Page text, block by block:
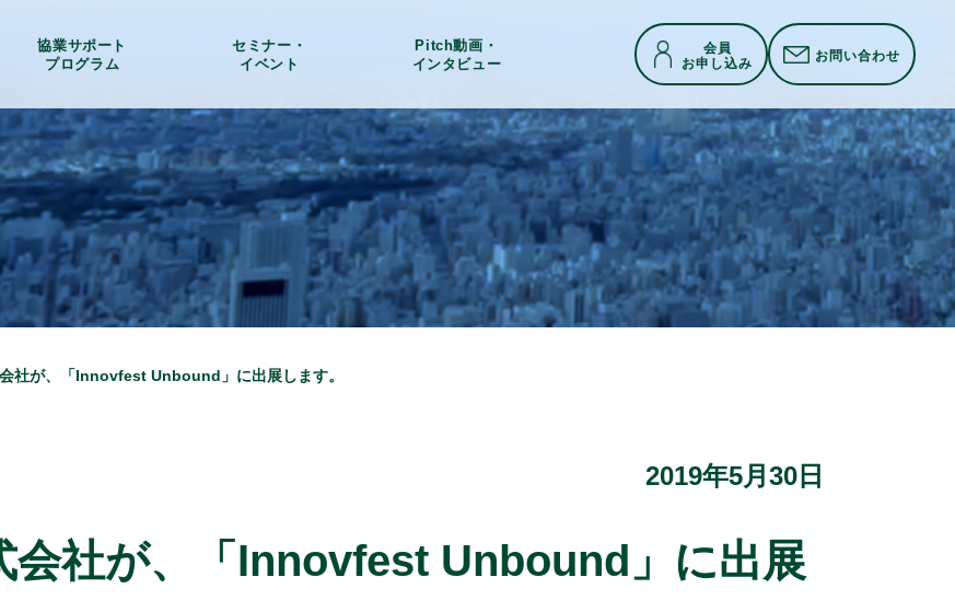
協業サポート
プログラム
セミナー・
イベント
Pitch動画・
インタビュー
会員
お申し込み お問い合わせ
社が、「Innovfest Unbound」に出展します。
2019年5月30日
会社が、「Innovfest Unbound」に出展